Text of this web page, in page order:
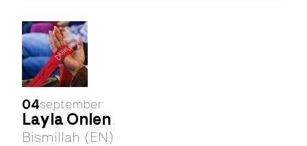
04september
Layla Önlen
Bismillah (EN)